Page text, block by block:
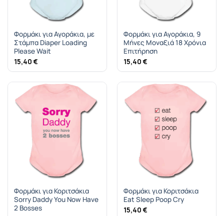
Φορμάκι για Αγοράκια, με
Στάμπα Diaper Loading
Please Wait
15,40 €
Φορμάκι για Αγοράκια, 9
Μήνες Μοναξιά 18 Χρόνια
Επιτήρηση
15,40 €
Φορμάκι για Κοριτσάκια
Sorry Daddy You Now Have
2 Bosses
Φορμάκι για Κοριτσάκια
Eat Sleep Poop Cry
15,40 €